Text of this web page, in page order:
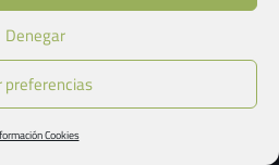
Denegar
preferencias
Cookies
.